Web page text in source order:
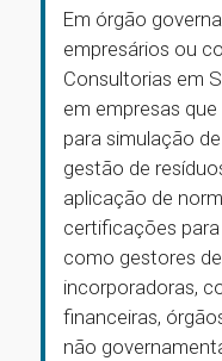
Em órgão
empresários ou
Consultorias em
em empresas
para simulação
gestão de
aplicação de
certificações
como gestores
incorporadoras,
financeiras,
não